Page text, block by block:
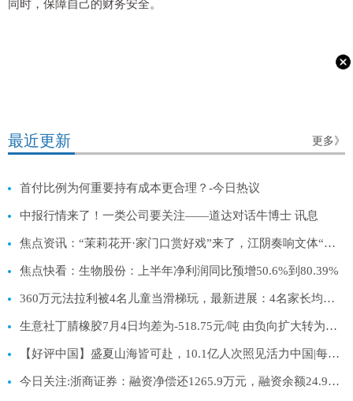
同时，保障自己的财务安全。
最近更新 更多》
首付比例为何重要持有成本更合理？-今日热议
中报行情来了！一类公司要关注——道达对话牛博士 讯息
焦点资讯：“茉莉花开·家门口赏好戏”来了，江阴奏响文体“二重奏”
焦点快看：生物股份：上半年净利润同比预增50.6%到80.39%
360万元法拉利被4名儿童当滑梯玩，最新进展：4名家长均已道歉，共计赔偿2万元，车主表示将不再追究责任 前沿资讯
生意社丁腈橡胶7月4日均差为-518.75元/吨 由负向扩大转为缩小
【好评中国】盛夏山海皆可赴，10.1亿人次照见活力中国|每日看点
今日关注:浙商证券：融资净偿还1265.9万元，融资余额24.98亿元